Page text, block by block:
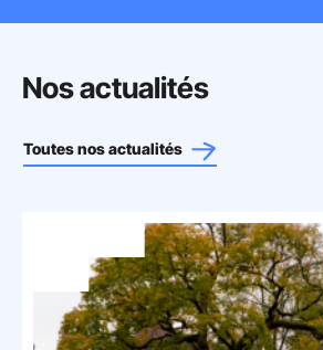
Nos actualités
Toutes nos actualités